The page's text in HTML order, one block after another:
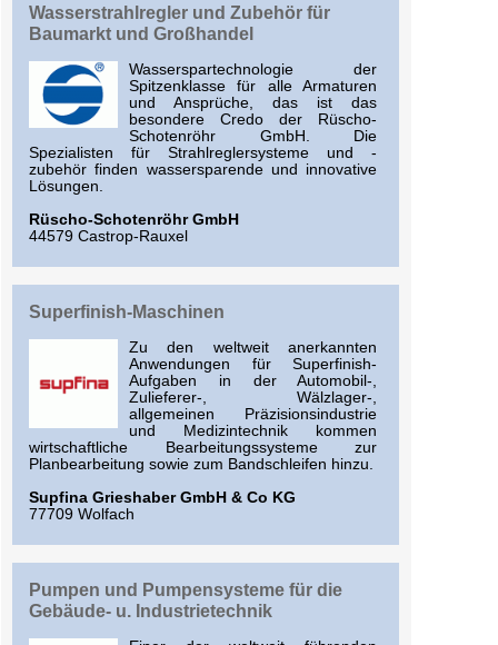
Wasserstrahlregler und Zubehör für
Baumarkt und Großhandel
Wasserspartechnologie der
Spitzenklasse für alle Armaturen
und Ansprüche, das ist das
besondere Credo der Rüscho-
Schotenröhr GmbH. Die
Spezialisten für Strahlreglersysteme und -
zubehör finden wassersparende und innovative
Lösungen.
Rüscho-Schotenröhr GmbH
44579 Castrop-Rauxel
Superfinish-Maschinen
Zu den weltweit anerkannten
Anwendungen für Superfinish-
Aufgaben in der Automobil-,
Zulieferer-, Wälzlager-,
allgemeinen Präzisionsindustrie
und Medizintechnik kommen
wirtschaftliche Bearbeitungssysteme zur
Planbearbeitung sowie zum Bandschleifen hinzu.
Supfina Grieshaber GmbH & Co KG
77709 Wolfach
Pumpen und Pumpensysteme für die
Gebäude- u. Industrietechnik